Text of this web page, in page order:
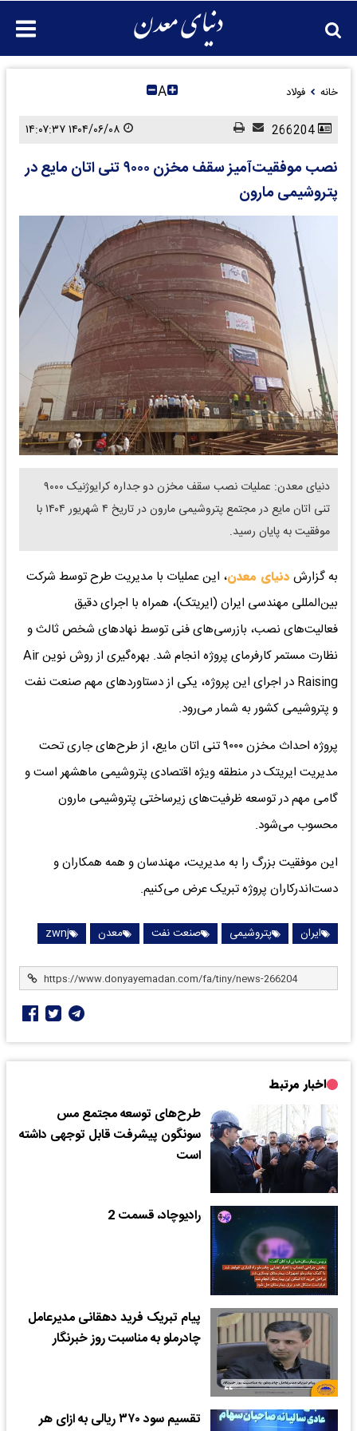
خانه فولاد A
نصب موفقیت‌آمیز سقف مخزن ۹۰۰۰ تنی اتان مایع در
پتروشیمی مارون
دنیای معدن: عملیات نصب سقف مخزن دو جداره کرایوژنیک ۹۰۰۰
تنی اتان مایع در مجتمع پتروشیمی مارون در تاریخ ۴ شهریور ۱۴۰۴ با
موفقیت به پایان رسید.
به گزارش دنیای معدن، این عملیات با مدیریت طرح توسط شرکت
بین‌المللی مهندسی ایران (ایریتک)، همراه با اجرای دقیق
فعالیت‌های نصب، بازرسی‌های فنی توسط نهادهای شخص ثالث و
نظارت مستمر کارفرمای پروژه انجام شد. بهره‌گیری از روش نوین Air
Raising در اجرای این پروژه، یکی از دستاوردهای مهم صنعت نفت
و پتروشیمی کشور به شمار می‌رود.
پروژه احداث مخزن ۹۰۰۰ تنی اتان مایع، از طرح‌های جاری تحت
مدیریت ایریتک در منطقه ویژه اقتصادی پتروشیمی ماهشهر است و
گامی مهم در توسعه ظرفیت‌های زیرساختی پتروشیمی مارون
محسوب می‌شود.
این موفقیت بزرگ را به مدیریت، مهندسان و همه همکاران و
دست‌اندرکاران پروژه تبریک عرض می‌کنیم.
ایران پتروشیمی صنعت نفت معدن zwnj
اخبار مرتبط
طرح‌های توسعه مجتمع مس
سونگون پیشرفت قابل توجهی داشته
است
رادیوچاد، قسمت 2
پیام تبریک فرید دهقانی مدیرعامل
چادرملو به مناسبت روز خبرنگار
تقسیم سود ۳۷۰ ریالی به ازای هر